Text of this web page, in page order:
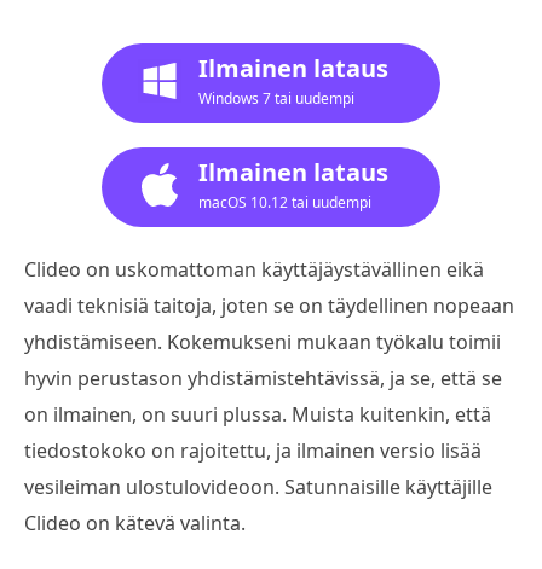
Ilmainen lataus
Windows 7 tai uudempi
Ilmainen lataus
macOS 10.12 tai uudempi
Clideo on uskomattoman käyttäjäystävällinen eikä
vaadi teknisiä taitoja, joten se on täydellinen nopeaan
yhdistämiseen. Kokemukseni mukaan työkalu toimii
hyvin perustason yhdistämistehtävissä, ja se, että se
on ilmainen, on suuri plussa. Muista kuitenkin, että
tiedostokoko on rajoitettu, ja ilmainen versio lisää
vesileiman ulostulovideoon. Satunnaisille käyttäjille
Clideo on kätevä valinta.